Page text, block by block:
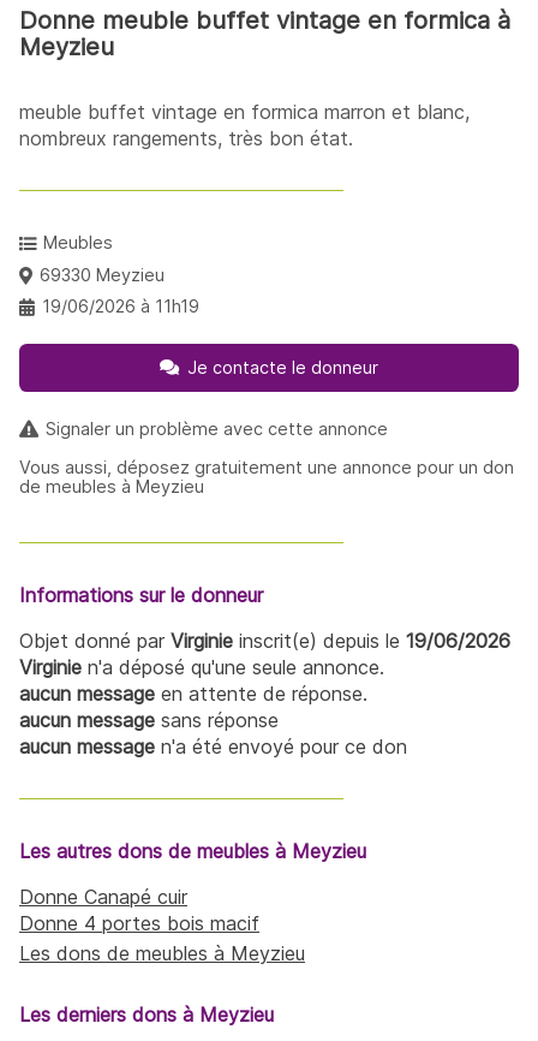
Donne meuble buffet vintage en formica à
Meyzieu
meuble buffet vintage en formica marron et blanc,
nombreux rangements, très bon état.
Meubles
69330 Meyzieu
19/06/2026 à 11h19
Je contacte le donneur
Signaler un problème avec cette annonce
Vous aussi, déposez gratuitement une annonce pour un don
de meubles à Meyzieu
Informations sur le donneur
Objet donné par Virginie inscrit(e) depuis le 19/06/2026
Virginie n'a déposé qu'une seule annonce.
aucun message en attente de réponse.
aucun message sans réponse
aucun message n'a été envoyé pour ce don
Les autres dons de meubles à Meyzieu
Donne Canapé cuir
Donne 4 portes bois macif
Les dons de meubles à Meyzieu
Les derniers dons à Meyzieu